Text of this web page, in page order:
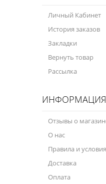
Личный Кабинет
История заказов
Закладки
Вернуть товар
Рассылка
ИНФОРМАЦИЯ
Отзывы о
О нас
Правила и
Доставка
Оплата